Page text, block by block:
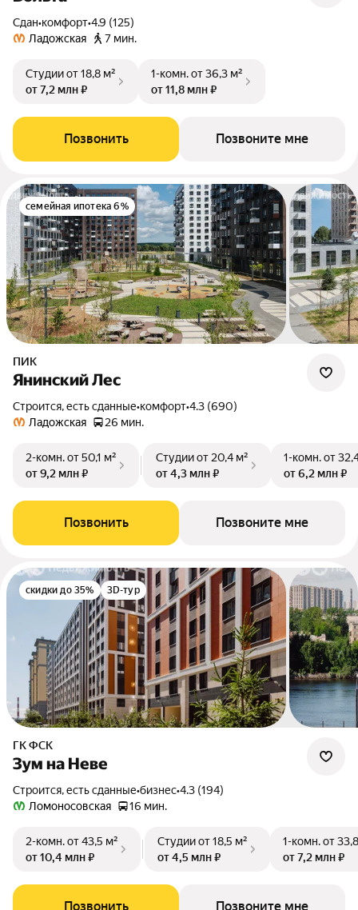
Сдан•комфорт•4.9 (125)
Ладожская
7 мин.
Студииот 18,8 м²
от 7,2 млн ₽
1-комн.от 36,3 м²
от 11,8 млн ₽
Позвонить Позвоните мне
семейная ипотека 6%
ПИК
Янинский Лес
Строится, есть сданные•комфорт•4.3 (690)
Ладожская
26 мин.
2-комн.от 50,1 м²
от 9,2 млн ₽
Студииот 20,4 м²
от 4,3 млн ₽
1-комн.от
от 6,2 млн ₽
Позвонить Позвоните мне
скидки до 35% 3D-тур
ГК ФСК
Зум на Неве
Строится, есть сданные•бизнес•4.3 (194)
Ломоносовская
16 мин.
2-комн.от 43,5 м²
от 10,4 млн ₽
Студииот 18,5 м²
от 4,5 млн ₽
1-комн.от
от 7,2 млн ₽
Позвонить Позвоните мне